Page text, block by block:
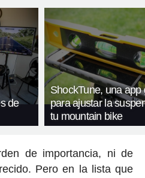
de
ShockTune, una app
para ajustar la
tu mountain bike
de importancia, ni de
Pero en la lista que